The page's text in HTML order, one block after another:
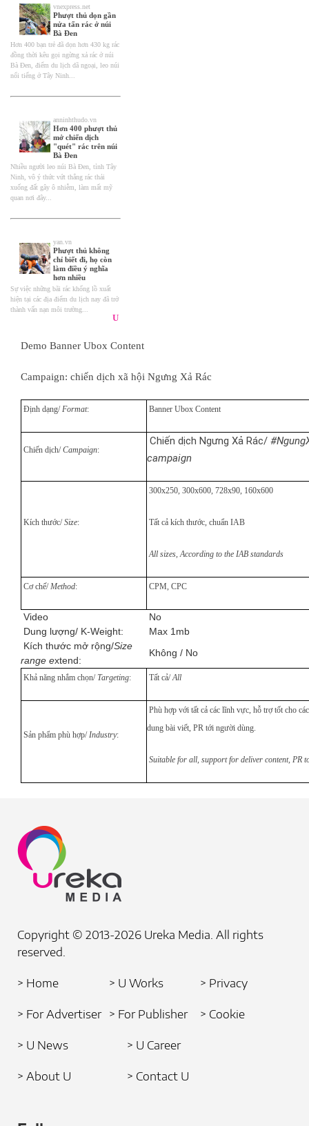
Demo Banner Ubox Content
Campaign: chiến dịch xã hội Ngưng Xả Rác
Định dạng/Format: Banner Ubox Content
Chiến dịch/Campaign:
Chiến dịch Ngưng Xả Rác/
campaign
Kích thước/Size:
300x250, 300x600, 728x90, 160x600
Tất cả kích thước, chuẩn IAB
All sizes, According to the IAB standards
Cơ chế/Method: CPM, CPC
Video
No
Dung lượng/ K-Weight:
Max 1mb
Kích thước mở rộng/Size
range extend:
Không / No
Khả năng nhắm chọn/Targeting: Tất cả/All
Sản phẩm phù hợp/Industry:
Phù hợp với tất cả các lĩnh vực, hỗ trợ tốt cho
dung bài viết, PR tới người dùng.
Suitable for all, support for deliver content, PR
Copyright © 2013-2026 Ureka Media. All rights
reserved.
> Home > U Works > Privacy
> For Advertiser > For Publisher > Cookie
> U News > U Career
> About U > Contact U